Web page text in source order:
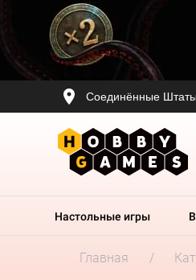
Соединённые
Настольные игры
Главная